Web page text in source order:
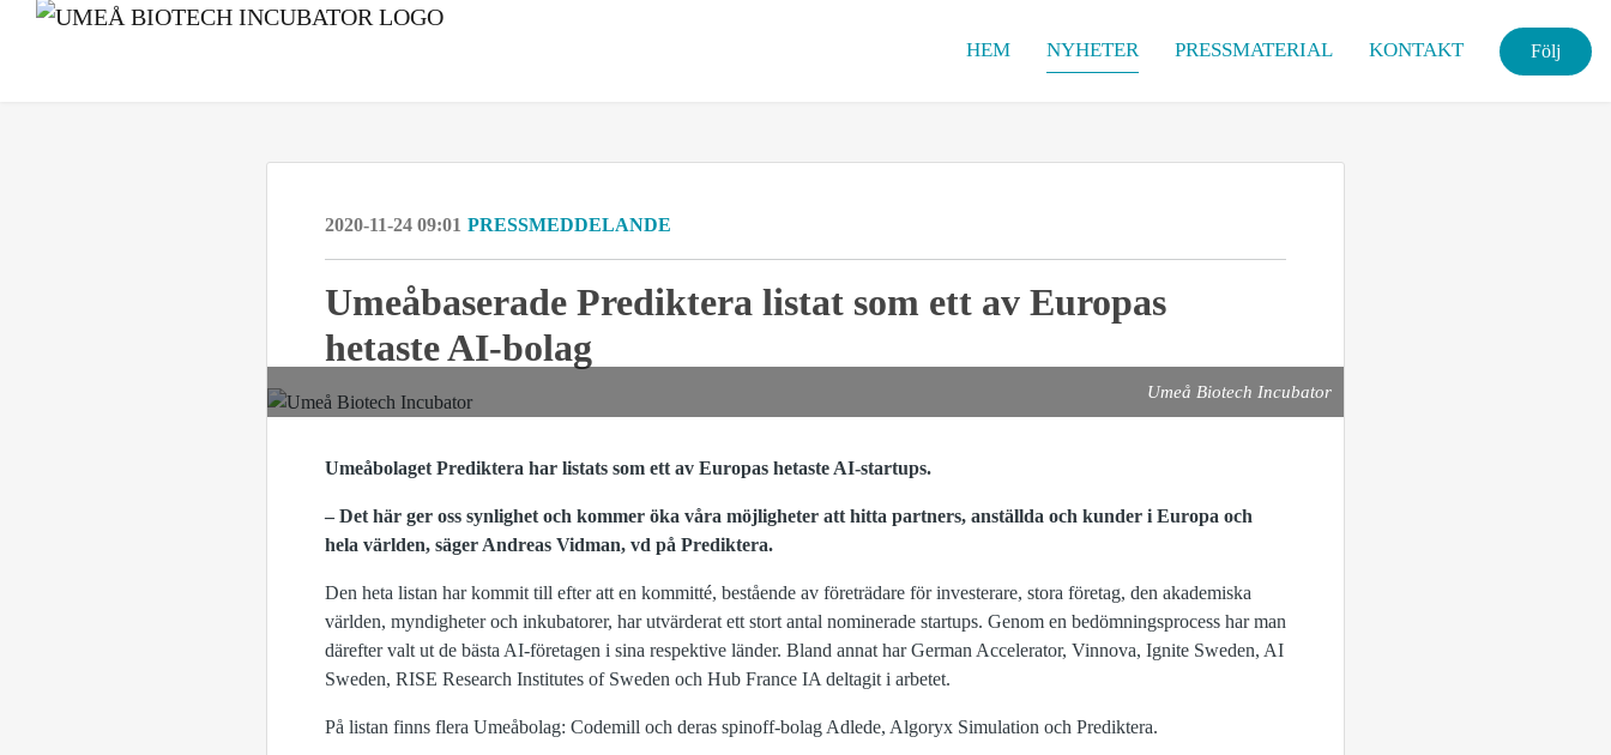
HEM NYHETER PRESSMATERIAL KONTAKT Följ
2020-11-24 09:01 PRESSMEDDELANDE
Umeåbaserade Prediktera listat som ett av Europas
hetaste AI-bolag
Umeå Biotech Incubator
Umeåbolaget Prediktera har listats som ett av Europas hetaste AI-startups.
– Det här ger oss synlighet och kommer öka våra möjligheter att hitta partners, anställda och kunder i Europa och
hela världen, säger Andreas Vidman, vd på Prediktera.
Den heta listan har kommit till efter att en kommitté, bestående av företrädare för investerare, stora företag, den akademiska
världen, myndigheter och inkubatorer, har utvärderat ett stort antal nominerade startups. Genom en bedömningsprocess har man
därefter valt ut de bästa AI-företagen i sina respektive länder. Bland annat har German Accelerator, Vinnova, Ignite Sweden, AI
Sweden, RISE Research Institutes of Sweden och Hub France IA deltagit i arbetet.
På listan finns flera Umeåbolag: Codemill och deras spinoff-bolag Adlede, Algoryx Simulation och Prediktera.